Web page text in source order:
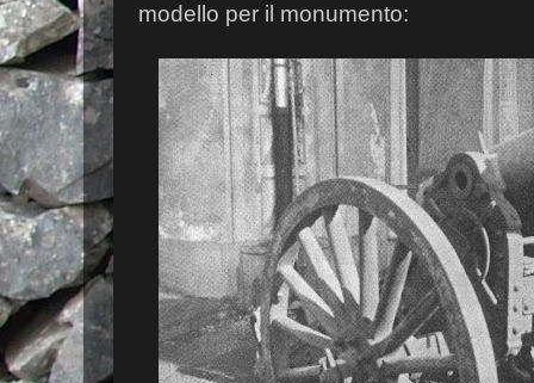
modello per il monumento: